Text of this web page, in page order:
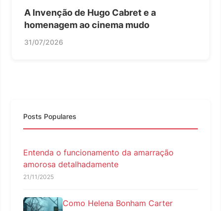
A Invenção de Hugo Cabret e a
homenagem ao cinema mudo
31/07/2026
Posts Populares
Entenda o funcionamento da amarração
amorosa detalhadamente
21/11/2025
Como Helena Bonham Carter